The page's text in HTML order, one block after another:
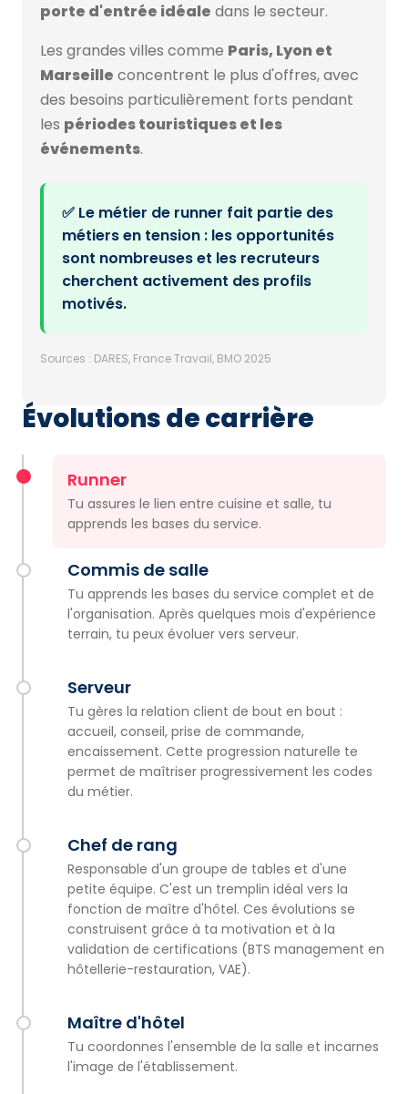
porte d'entrée idéale dans le secteur.
Les grandes villes comme Paris, Lyon et
Marseille concentrent le plus d'offres, avec
des besoins particulièrement forts pendant
les périodes touristiques et les
événements.
✅ Le métier de runner fait partie des
métiers en tension : les opportunités
sont nombreuses et les recruteurs
cherchent activement des profils
motivés.
Sources : DARES, France Travail, BMO 2025
Évolutions de carrière
Runner
Tu assures le lien entre cuisine et salle, tu
apprends les bases du service.
Commis de salle
Tu apprends les bases du service complet et de
l'organisation. Après quelques mois d'expérience
terrain, tu peux évoluer vers serveur.
Serveur
Tu gères la relation client de bout en bout :
accueil, conseil, prise de commande,
encaissement. Cette progression naturelle te
permet de maîtriser progressivement les codes
du métier.
Chef de rang
Responsable d'un groupe de tables et d'une
petite équipe. C'est un tremplin idéal vers la
fonction de maître d'hôtel. Ces évolutions se
construisent grâce à ta motivation et à la
validation de certifications (BTS management en
hôtellerie-restauration, VAE).
Maître d'hôtel
Tu coordonnes l'ensemble de la salle et incarnes
l'image de l'établissement.